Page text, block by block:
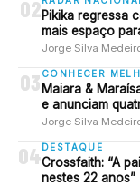
02Pikika regressa
mais espaço
Jorge Silva
03 CONHECER
Maiara &
e anunciam
Jorge Silva
04DESTAQUE
Crossfaith: “A
nestes 22 anos”